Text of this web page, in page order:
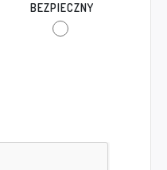
BEZPIECZNY